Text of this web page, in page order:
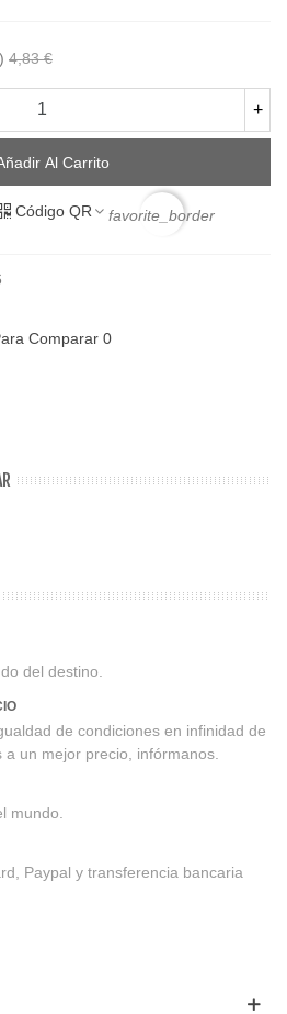
4,83 €
+
Al Carrito
Código QR favorite_border
Comparar 0
del destino.
de condiciones en infinidad de
un mejor precio, infórmanos.
mundo.
Paypal y transferencia bancaria